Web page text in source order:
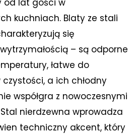
kuchniach. Blaty ze stali
się
– są odporne
łatwe do
a ich chłodny
współgra z nowoczesnymi
nierdzewna wprowadza
techniczny akcent, który